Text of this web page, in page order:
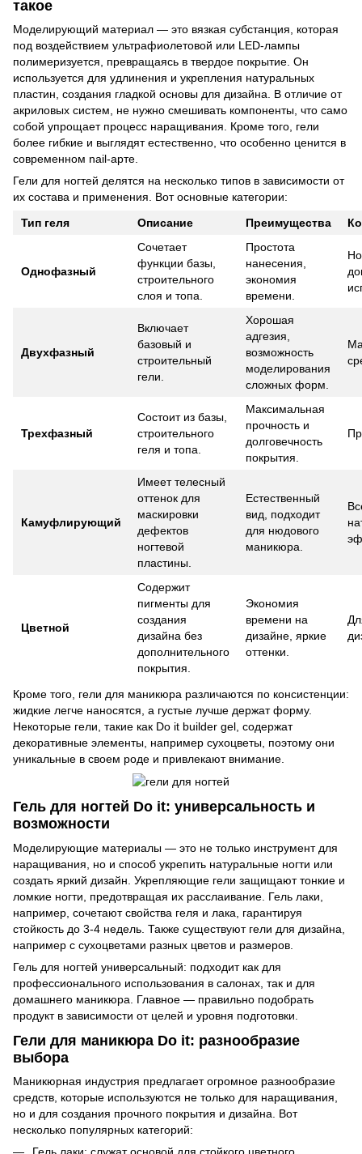
такое
Моделирующий материал — это вязкая субстанция, которая
под воздействием ультрафиолетовой или LED-лампы
полимеризуется, превращаясь в твердое покрытие. Он
используется для удлинения и укрепления натуральных
пластин, создания гладкой основы для дизайна. В отличие от
акриловых систем, не нужно смешивать компоненты, что само
собой упрощает процесс наращивания. Кроме того, гели
более гибкие и выглядят естественно, что особенно ценится в
современном nail-арте.
Гели для ногтей делятся на несколько типов в зависимости от
их состава и применения. Вот основные категории:
Тип геля
Описание Преимущества
Однофазный
Сочетает
функции базы,
строительного
слоя и топа.
Простота
нанесения,
экономия
времени.
Двухфазный
Включает
базовый и
строительный
гели.
Хорошая
адгезия,
возможность
моделирования
сложных форм.
Трехфазный
Состоит из базы,
строительного
геля и топа.
Максимальная
прочность и
долговечность
покрытия.
Камуфлирующий
Имеет телесный
оттенок для
маскировки
дефектов
ногтевой
пластины.
Естественный
вид, подходит
для нюдового
маникюра.
Цветной
Содержит
пигменты для
создания
дизайна без
дополнительного
покрытия.
Экономия
времени на
дизайне, яркие
оттенки.
Кроме того, гели для маникюра различаются по консистенции:
жидкие легче наносятся, а густые лучше держат форму.
Некоторые гели, такие как Do it builder gel, содержат
декоративные элементы, например сухоцветы, поэтому они
уникальные в своем роде и привлекают внимание.
Гель для ногтей Do it: универсальность и
возможности
Моделирующие материалы — это не только инструмент для
наращивания, но и способ укрепить натуральные ногти или
создать яркий дизайн. Укрепляющие гели защищают тонкие и
ломкие ногти, предотвращая их расслаивание. Гель лаки,
например, сочетают свойства геля и лака, гарантируя
стойкость до 3-4 недель. Также существуют гели для дизайна,
например с сухоцветами разных цветов и размеров.
Гель для ногтей универсальный: подходит как для
профессионального использования в салонах, так и для
домашнего маникюра. Главное — правильно подобрать
продукт в зависимости от целей и уровня подготовки.
Гели для маникюра Do it: разнообразие
выбора
Маникюрная индустрия предлагает огромное разнообразие
средств, которые используются не только для наращивания,
но и для создания прочного покрытия и дизайна. Вот
несколько популярных категорий: